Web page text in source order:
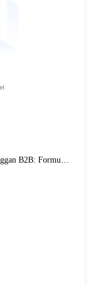
Tren Cat Kuku Matte yang Diprioritaskan Pelanggan B2B: Formula Ramah Lingkungan dan Pengalaman DIY